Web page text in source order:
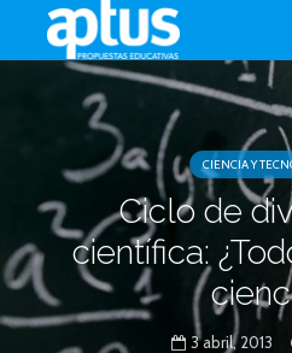
CIENCIA Y
Ciclo de
científica:
3 abril, 2013